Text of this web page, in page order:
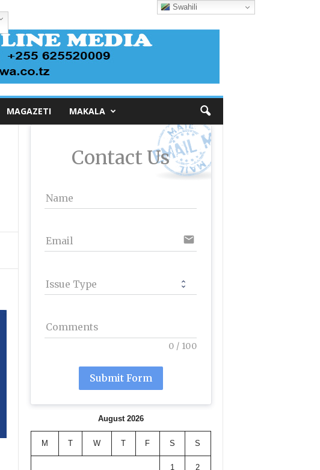
MAGAZETI MAKALA
Contact Us
Name
Email email
Issue Type
Comments
0 / 100
Submit Form
August 2026
M T W T F S S
1 2
Swahili